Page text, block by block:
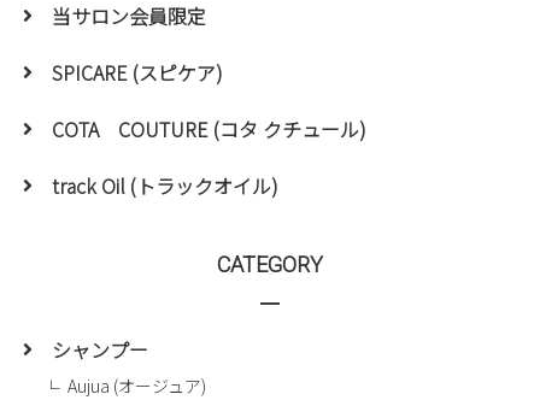
当サロン会員限定
SPICARE (スピケア)
COTA COUTURE (コタ クチュール)
track Oil (トラックオイル)
CATEGORY
シャンプー
Aujua (オージュア)